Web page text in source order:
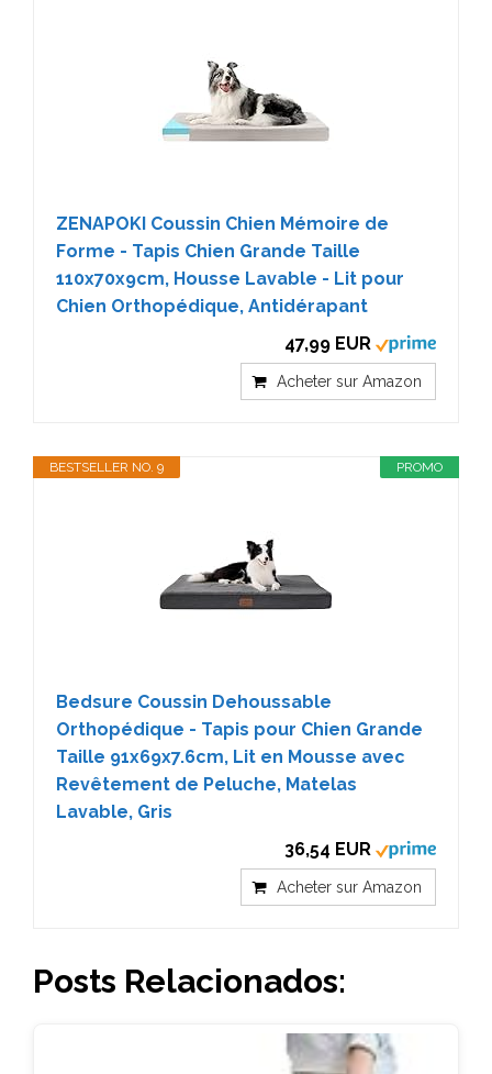
ZENAPOKI Coussin Chien Mémoire de
Forme - Tapis Chien Grande Taille
110x70x9cm, Housse Lavable - Lit pour
Chien Orthopédique, Antidérapant
47,99 EUR
Acheter sur Amazon
PROMO
BESTSELLER NO. 9
Bedsure Coussin Dehoussable
Orthopédique - Tapis pour Chien Grande
Taille 91x69x7.6cm, Lit en Mousse avec
Revêtement de Peluche, Matelas
Lavable, Gris
36,54 EUR
Acheter sur Amazon
Posts Relacionados: